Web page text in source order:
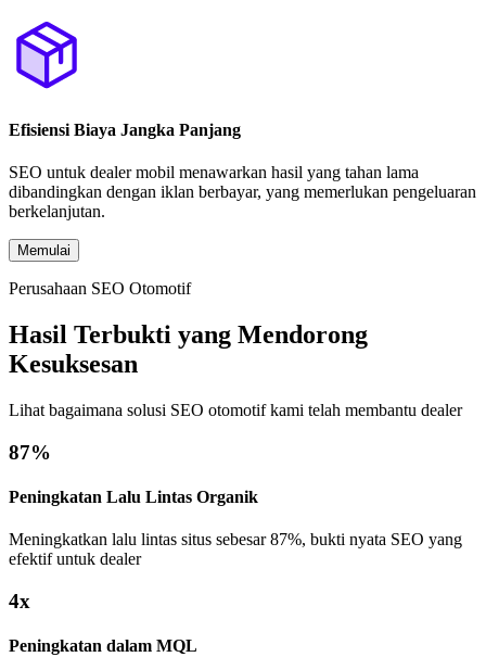
Efisiensi Biaya Jangka Panjang
SEO untuk dealer mobil menawarkan hasil yang tahan lama
dibandingkan dengan iklan berbayar, yang memerlukan pengeluaran
berkelanjutan.
Memulai
Perusahaan SEO Otomotif
Hasil Terbukti yang Mendorong
Kesuksesan
Lihat bagaimana solusi SEO otomotif kami telah membantu dealer
87%
Peningkatan Lalu Lintas Organik
Meningkatkan lalu lintas situs sebesar 87%, bukti nyata SEO yang
efektif untuk dealer
4x
Peningkatan dalam MQL